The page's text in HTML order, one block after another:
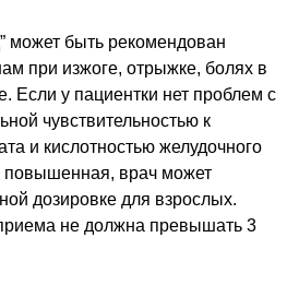
может быть рекомендован
при изжоге, отрыжке, болях в
Если у пациентки нет проблем с
чувствительностью к
и кислотностью желудочного
повышенная, врач может
дозировке для взрослых.
не должна превышать 3